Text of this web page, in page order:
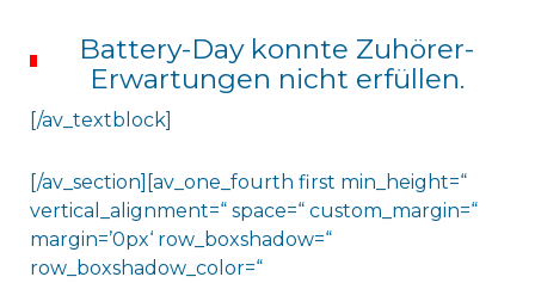
Battery-Day konnte Zuhörer-
Erwartungen nicht erfüllen.
[/av_textblock]
[/av_section][av_one_fourth first min_height=“
vertical_alignment=“ space=“ custom_margin=“
margin=’0px‘ row_boxshadow=“
row_boxshadow_color=“